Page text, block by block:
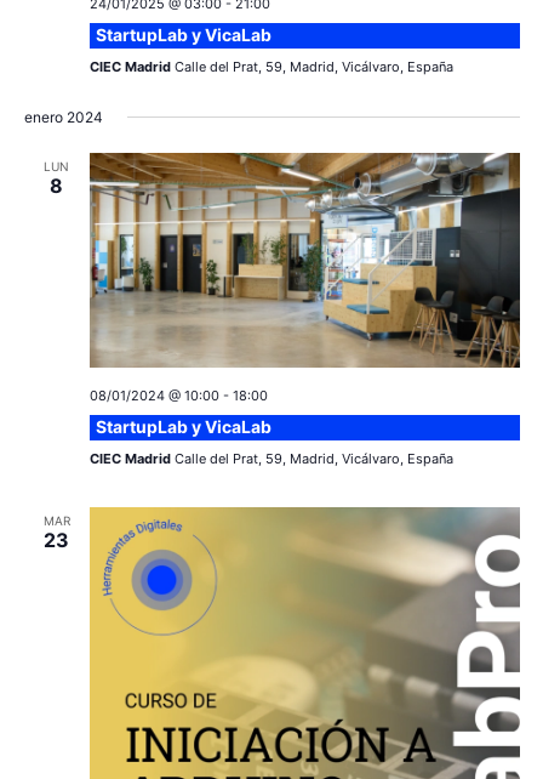
StartupLab y VicaLab
CIEC Madrid Calle del Prat, 59, Madrid, Vicálvaro, España
enero 2024
LUN
8
08/01/2024 @ 10:00- 18:00
StartupLab y VicaLab
CIEC Madrid Calle del Prat, 59, Madrid, Vicálvaro, España
MAR
23